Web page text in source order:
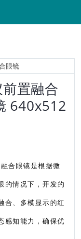
置融合
640x512
合眼镜是根据微
的情况下，开发的
合、多模显示的红
感知能力，确保优